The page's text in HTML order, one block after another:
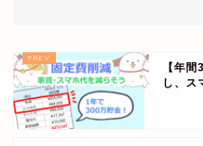
【年
し、ス